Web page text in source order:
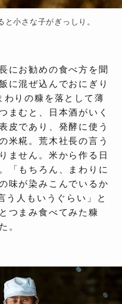
小さな子がぎっしり。
にお勧めの食べ方を聞
に混ぜ込んでおにぎり
わりの糠を落として薄
まむと、日本酒がいく
皮であり、発酵に使う
米糀。荒木社長の言う
ません。米から作る日
「もちろん、まわりに
味が染みこんでいるか
う人もいうぐらい」と
つまみ食べてみた糠
。